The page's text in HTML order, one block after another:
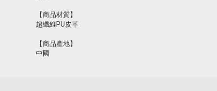
【商品材質】
超纖維PU皮革
【商品產地】
中國